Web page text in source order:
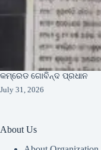
କମ୍ରେଡ ଗୋବିନ୍ଦ ପ୍ରଧାନ
July 31, 2026
About Us